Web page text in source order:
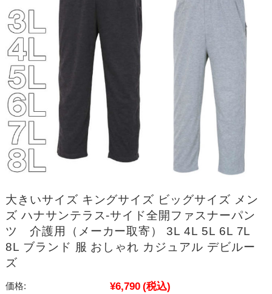
大きいサイズ キングサイズ ビッグサイズ メン
ズ ハナサンテラス-サイド全開ファスナーパン
ツ 介護用（メーカー取寄） 3L 4L 5L 6L 7L
8L ブランド 服 おしゃれ カジュアル デビルー
ズ
価格: ¥6,790 (税込)